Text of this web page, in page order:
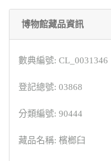
博物館藏品資訊
數典編號: CL_0031346
登記總號: 03868
分類編號: 90444
藏品名稱: 檳榔臼